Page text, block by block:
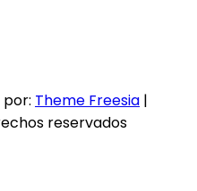
por: Theme Freesia |
reservados